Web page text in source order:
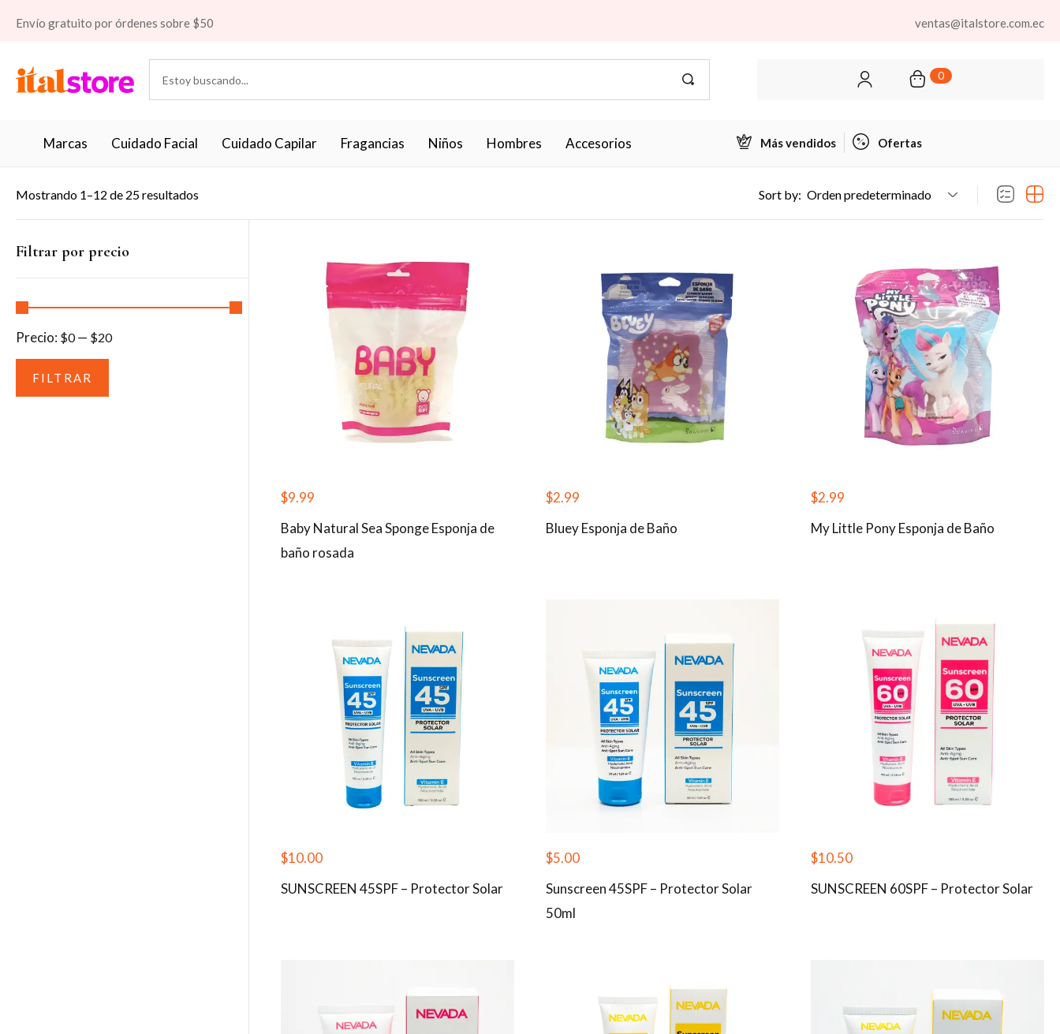
Envío gratuito por órdenes sobre $50 ventas@italstore.com.ec
0
Marcas Cuidado Facial Cuidado Capilar Fragancias Niños Hombres Accesorios Más vendidos Ofertas
Mostrando 1–12 de 25 resultados Sort by: Orden predeterminado
Filtrar por precio
FILTRAR
Precio: $0— $20
$9.99
Baby Natural Sea Sponge Esponja de
baño rosada
$2.99
Bluey Esponja de Baño
$2.99
My Little Pony Esponja de Baño
$10.00
SUNSCREEN 45SPF – Protector Solar
$5.00
Sunscreen 45SPF – Protector Solar
50ml
$10.50
SUNSCREEN 60SPF – Protector Solar